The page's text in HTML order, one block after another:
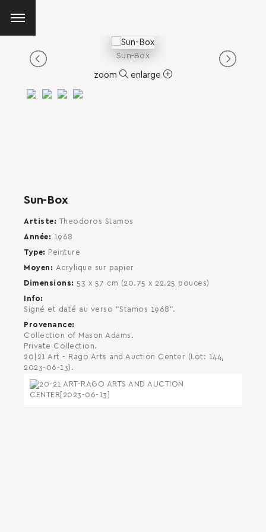
Sun-Box
zoom enlarge
Sun-Box
Artiste
Theodoros Stamos
Année
1968
Type
Peinture
Moyen
Acrylique sur papier
Dimensions
53 x 57 cm (20.75 x 22.25 pouces)
Info
Signé et daté au verso "Stamos 1968".
Provenance
Collection of Mason Adams.
Private Collection.
20|21 Art - Rago Arts and Auction Center (Lot: 144,
2023-06-13).